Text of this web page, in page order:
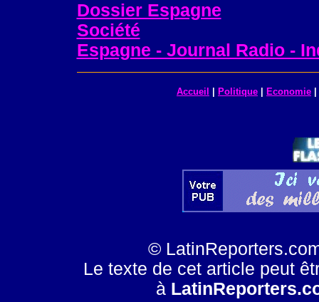
Dossier Espagne
Société
Espagne - Journal Radio -
Accueil Politique Economie
©
Le texte de cet article peut
à